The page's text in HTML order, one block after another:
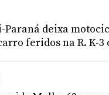
Paraná deixa
feridos na R. K-3